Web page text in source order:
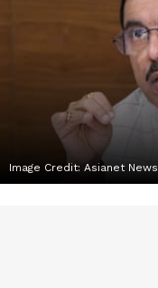
Image Credit: Asianet News